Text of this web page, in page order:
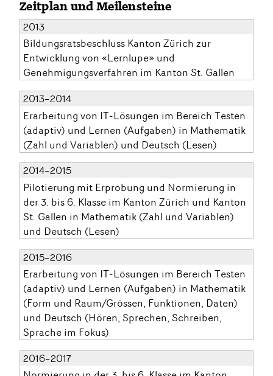
Zeitplan und Meilensteine
2013
Bildungsratsbeschluss Kanton Zürich zur
Entwicklung von «Lernlupe» und
Genehmigungsverfahren im Kanton St. Gallen
2013–2014
Erarbeitung von IT-Lösungen im Bereich Testen
(adaptiv) und Lernen (Aufgaben) in Mathematik
(Zahl und Variablen) und Deutsch (Lesen)
2014–2015
Pilotierung mit Erprobung und Normierung in
der 3. bis 6. Klasse im Kanton Zürich und Kanton
St. Gallen in Mathematik (Zahl und Variablen)
und Deutsch (Lesen)
2015–2016
Erarbeitung von IT-Lösungen im Bereich Testen
(adaptiv) und Lernen (Aufgaben) in Mathematik
(Form und Raum/Grössen, Funktionen, Daten)
und Deutsch (Hören, Sprechen, Schreiben,
Sprache im Fokus)
2016–2017